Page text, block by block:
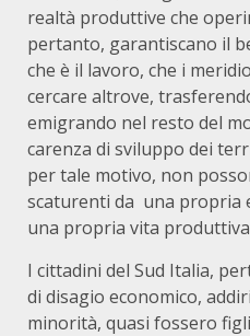
realtà produttive che
pertanto, garantiscano il
che è il lavoro, che i
cercare altrove,
emigrando nel resto del
carenza di sviluppo dei
per tale motivo, non
scaturenti da una propria
una propria vita
I cittadini del Sud Italia,
di disagio economico,
minorità, quasi fossero